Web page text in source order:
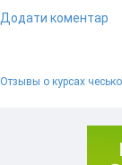
Додати коментар
Отзывы о курсах